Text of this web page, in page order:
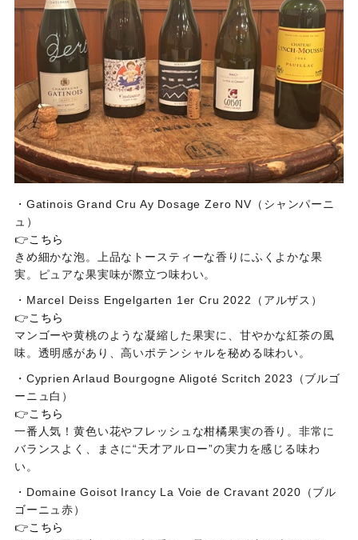
・Gatinois Grand Cru Ay Dosage Zero NV（シャンパーニ
ュ）
👉こちら
きめ細かな泡。上品なトースティーな香りにふくよかな果
実。ピュアな果実味が際立つ味わい。
・Marcel Deiss Engelgarten 1er Cru 2022（アルザス）
👉こちら
マンゴーや黄桃のような凝縮した果実に、甘やかな紅茶の風
味。透明感があり、高いポテンシャルを秘める味わい。
・Cyprien Arlaud Bourgogne Aligoté Scritch 2023（ブルゴ
ーニュ白）
👉こちら
一番人気！黄色い花やフレッシュな柑橘果実の香り。非常に
バランスよく、まさに“天才アルロー”の実力を感じる味わ
い。
・Domaine Goisot Irancy La Voie de Cravant 2020（ブル
ゴーニュ赤）
👉こちら